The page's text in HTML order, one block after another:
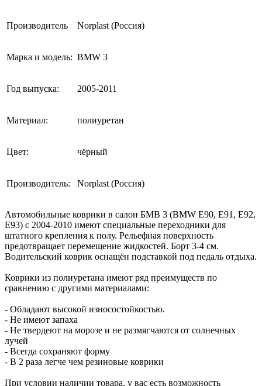
Производитель Norplast (Россия)
Марка и модель: BMW 3
Год выпуска: 2005-2011
Материал: полиуретан
Цвет: чёрный
Производитель: Norplast (Россия)
Автомобильные коврики в салон БМВ 3 (BMW Е90, Е91, Е92,
Е93) c 2004-2010 имеют специальные переходники для
штатного крепления к полу. Рельефная поверхность
предотвращает перемещение жидкостей. Борт 3-4 см.
Водительский коврик оснащён подставкой под педаль отдыха.
Коврики из полиуретана имеют ряд преимуществ по
сравнению с другими материалами:
- Обладают высокой износостойкостью.
- Не имеют запаха
- Не твердеют на морозе и не размягчаются от солнечных
лучей
- Всегда сохраняют форму
- В 2 раза легче чем резиновые коврики
При условии наличии товара, у вас есть возможность